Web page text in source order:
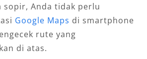
sopir, Anda tidak perlu
Google Maps di smartphone
rute yang
di atas.